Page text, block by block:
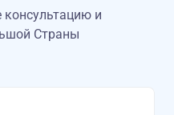
консультацию и
Страны